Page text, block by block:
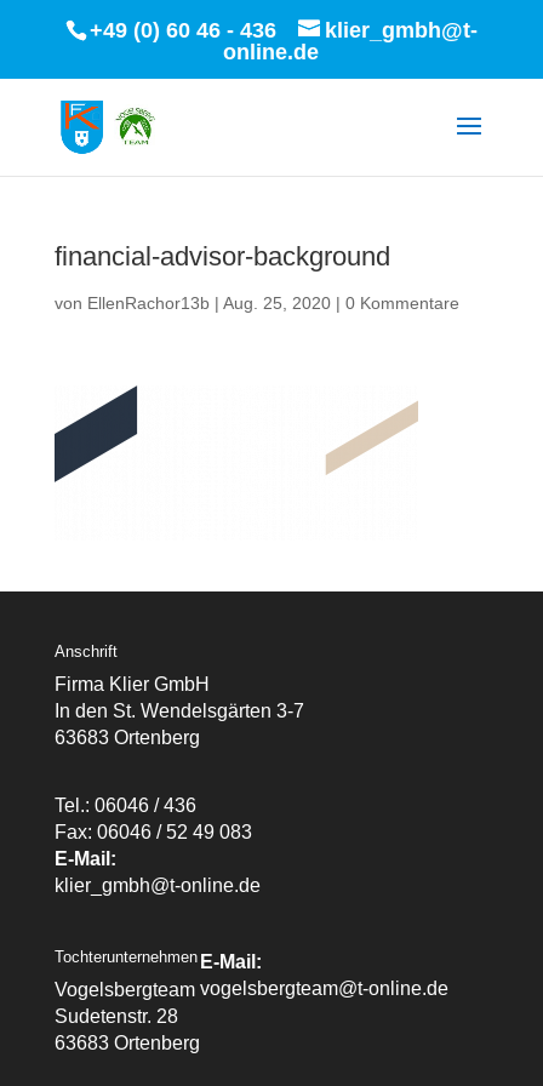
+49 (0) 60 46 - 436
klier_gmbh@t-
online.de
financial-advisor-background
von EllenRachor13b| Aug. 25, 2020| 0 Kommentare
Anschrift
Firma Klier GmbH
In den St. Wendelsgärten 3-7
63683 Ortenberg
Tel.: 06046 / 436
Fax: 06046 / 52 49 083
E-Mail:
klier_gmbh@t-online.de
Tochterunternehmen
Vogelsbergteam
Sudetenstr. 28
63683 Ortenberg
E-Mail:
vogelsbergteam@t-online.de